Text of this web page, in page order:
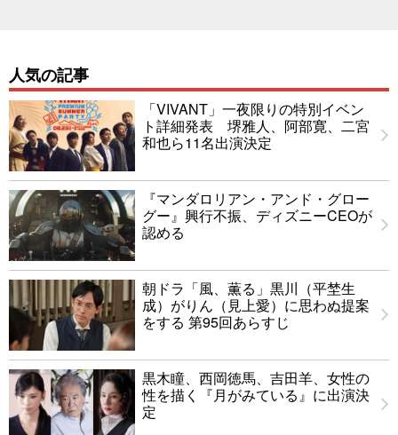
人気の記事
「VIVANT」一夜限りの特別イベン
ト詳細発表 堺雅人、阿部寛、二宮
和也ら11名出演決定
『マンダロリアン・アンド・グロー
グー』興行不振、ディズニーCEOが
認める
朝ドラ「風、薫る」黒川（平埜生
成）がりん（見上愛）に思わぬ提案
をする 第95回あらすじ
黒木瞳、西岡徳馬、吉田羊、女性の
性を描く『月がみている』に出演決
定